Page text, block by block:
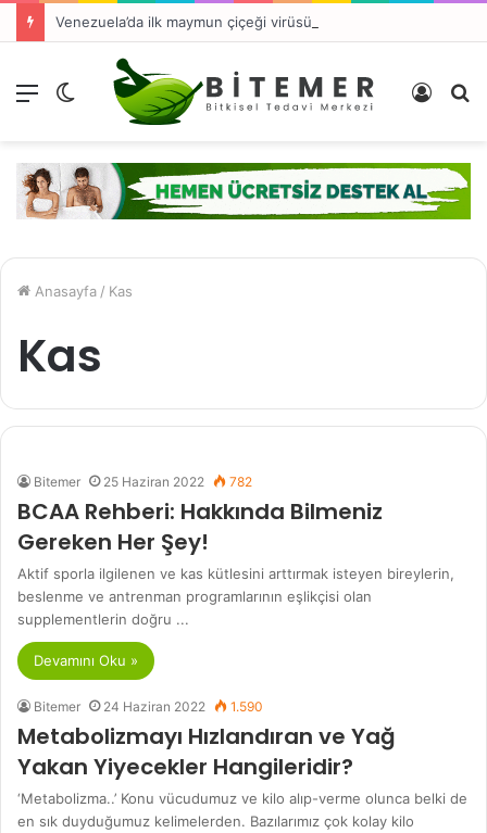
Venezuela’da ilk maymun çiçeği virüsü vakası tespit edildi
Menü
görünümü
Kayıt
Anasayfa / Kas
Kas
Bitemer 25 Haziran 2022 782
BCAA Rehberi: Hakkında Bilmeniz
Gereken Her Şey!
Aktif sporla ilgilenen ve kas kütlesini arttırmak isteyen bireylerin,
beslenme ve antrenman programlarının eşlikçisi olan
supplementlerin doğru ...
Devamını Oku »
Bitemer 24 Haziran 2022 1.590
Metabolizmayı Hızlandıran ve Yağ
Yakan Yiyecekler Hangileridir?
‘Metabolizma..’ Konu vücudumuz ve kilo alıp-verme olunca belki de
en sık duyduğumuz kelimelerden. Bazılarımız çok kolay kilo